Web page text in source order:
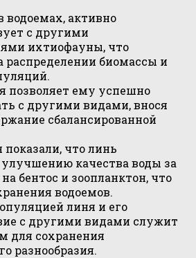
водоемах, активно
с другими
ихтиофауны, что
распределении биомассы и
позволяет ему успешно
с другими видами, внося
сбалансированной
показали, что линь
улучшению качества воды за
бентос и зоопланктон, что
водоемов.
линя и его
с другими видами служит
для сохранения
разнообразия.